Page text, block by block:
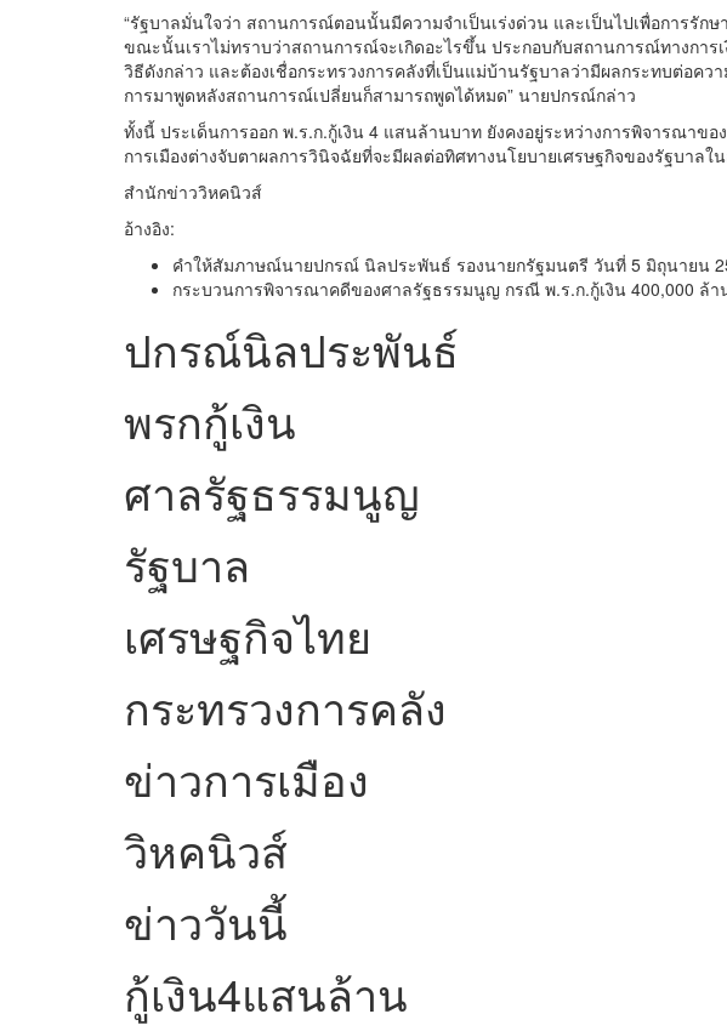
“รัฐบาลมั่นใจว่า สถานการณ์ตอนนั้นมีความจำเป็นเร่งด่วน และเป็นไปเพื่อการรักษ
ขณะนั้นเราไม่ทราบว่าสถานการณ์จะเกิดอะไรขึ้น ประกอบกับสถานการณ์ทางการ
วิธีดังกล่าว และต้องเชื่อกระทรวงการคลังที่เป็นแม่บ้านรัฐบาลว่ามีผลกระทบต่อคว
การมาพูดหลังสถานการณ์เปลี่ยนก็สามารถพูดได้หมด” นายปกรณ์กล่าว
ทั้งนี้ ประเด็นการออก พ.ร.ก.กู้เงิน 4 แสนล้านบาท ยังคงอยู่ระหว่างการพิจารณาข
การเมืองต่างจับตาผลการวินิจฉัยที่จะมีผลต่อทิศทางนโยบายเศรษฐกิจของรัฐบาลใ
สำนักข่าววิหคนิวส์
อ้างอิง:
คำให้สัมภาษณ์นายปกรณ์ นิลประพันธ์ รองนายกรัฐมนตรี วันที่ 5 มิถุนายน
กระบวนการพิจารณาคดีของศาลรัฐธรรมนูญ กรณี พ.ร.ก.กู้เงิน 400,000 ล้า
ปกรณ์นิลประพันธ์
พรกกู้เงิน
ศาลรัฐธรรมนูญ
รัฐบาล
เศรษฐกิจไทย
กระทรวงการคลัง
ข่าวการเมือง
วิหคนิวส์
ข่าววันนี้
กู้เงิน4แสนล้าน